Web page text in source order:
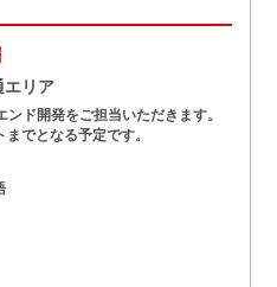
リア
ド開発をご担当いただきます。
でとなる予定です。